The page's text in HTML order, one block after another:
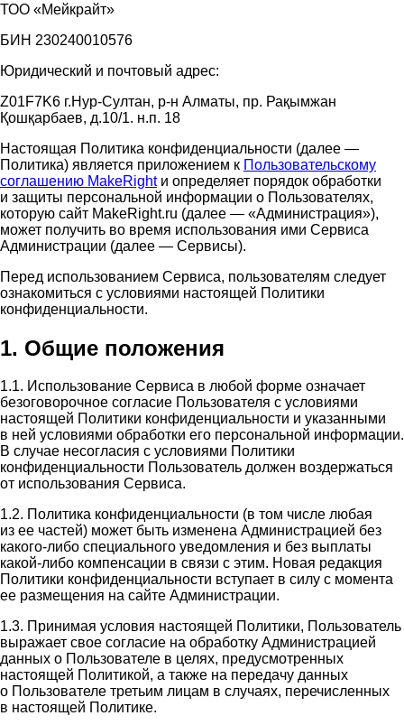
ТОО «Мейкрайт»
БИН 230240010576
Юридический и почтовый адрес:
Z01F7K6 г.Нур-Султан, р-н Алматы, пр. Рақымжан
Қошқарбаев, д.10/1. н.п. 18
Настоящая Политика конфиденциальности (далее —
Политика) является приложением к Пользовательскому
соглашению MakeRightи определяет порядок обработки
и защиты персональной информации о Пользователях,
которую сайт MakeRight.ru (далее — «Администрация»),
может получить во время использования ими Cервиса
Администрации (далее — Сервисы).
Перед использованием Сервиса, пользователям следует
ознакомиться с условиями настоящей Политики
конфиденциальности.
1. Общие положения
1.1. Использование Сервиса в любой форме означает
безоговорочное согласие Пользователя с условиями
настоящей Политики конфиденциальности и указанными
в ней условиями обработки его персональной информации.
В случае несогласия с условиями Политики
конфиденциальности Пользователь должен воздержаться
от использования Сервиса.
1.2. Политика конфиденциальности (в том числе любая
из ее частей) может быть изменена Администрацией без
какого-либо специального уведомления и без выплаты
какой-либо компенсации в связи с этим. Новая редакция
Политики конфиденциальности вступает в силу с момента
ее размещения на сайте Администрации.
1.3. Принимая условия настоящей Политики, Пользователь
выражает свое согласие на обработку Администрацией
данных о Пользователе в целях, предусмотренных
настоящей Политикой, а также на передачу данных
о Пользователе третьим лицам в случаях, перечисленных
в настоящей Политике.